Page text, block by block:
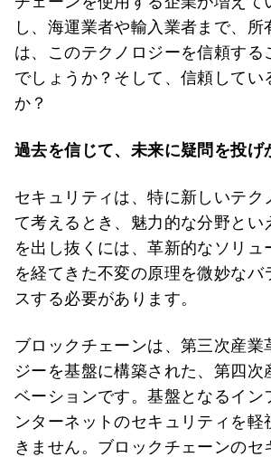
し、海運業者や輸入業者まで、所
は、このテクノロジーを信頼する
でしょうか？そして、信頼してい
か？
過去を信じて、未来に疑問を投げ
セキュリティは、特に新しいテク
て考えるとき、魅力的な分野とい
を出し抜くには、革新的なソリュ
を経てきた不変の原理を微妙なバ
スする必要があります。
ブロックチェーンは、第三次産業
ジーを基盤に構築された、第四次
ベーションです。基盤となるイン
ンターネットのセキュリティを軽
きません。ブロックチェーンのセ